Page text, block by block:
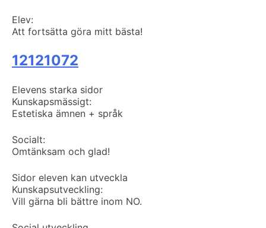
Elev:
Att fortsätta göra mitt bästa!
12121072
Elevens starka sidor
Kunskapsmässigt:
Estetiska ämnen + språk
Socialt:
Omtänksam och glad!
Sidor eleven kan utveckla
Kunskapsutveckling:
Vill gärna bli bättre inom NO.